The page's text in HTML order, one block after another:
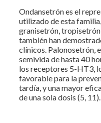
Ondansetrón es el
utilizado de esta
granisetrón,
también han
clínicos. Palonosetrón,
semivida de hasta 40
los receptores 5-HT3,
favorable para la
tardía, y una mayor
de una sola dosis (5, 11).